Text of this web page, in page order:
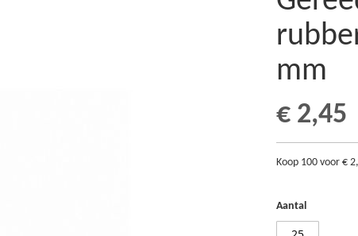
mm
€ 2,45
Koop 100 voor €
Aantal